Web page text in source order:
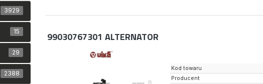
99030767301 ALTERNATOR
Kod towaru
Producent
3929
15
29
2388